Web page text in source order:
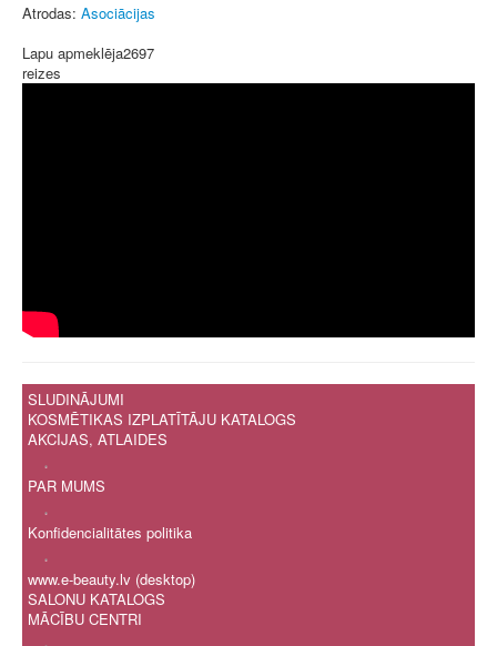
Atrodas: Asociācijas
Lapu apmeklēja2697
reizes
SLUDINĀJUMI
KOSMĒTIKAS IZPLATĪTĀJU KATALOGS
AKCIJAS, ATLAIDES
.
PAR MUMS
.
Konfidencialitātes politika
.
www.e-beauty.lv (desktop)
SALONU KATALOGS
MĀCĪBU CENTRI
.